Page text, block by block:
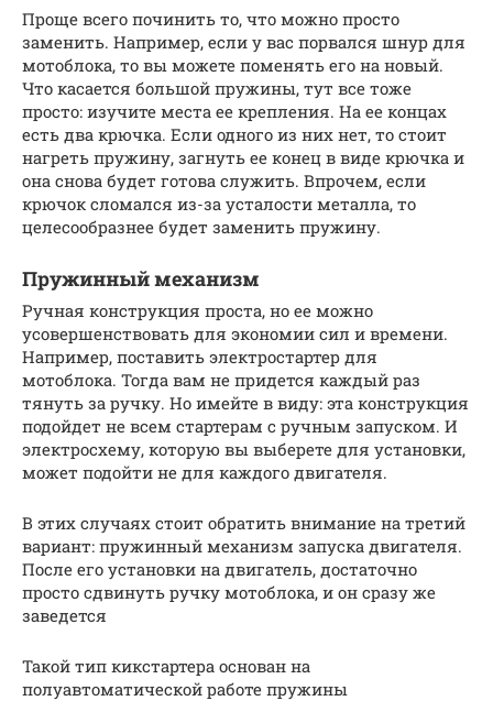
Проще всего починить то, что можно просто
заменить. Например, если у вас порвался шнур для
мотоблока, то вы можете поменять его на новый.
Что касается большой пружины, тут все тоже
просто: изучите места ее крепления. На ее концах
есть два крючка. Если одного из них нет, то стоит
нагреть пружину, загнуть ее конец в виде крючка и
она снова будет готова служить. Впрочем, если
крючок сломался из-за усталости металла, то
целесообразнее будет заменить пружину.
Пружинный механизм
Ручная конструкция проста, но ее можно
усовершенствовать для экономии сил и времени.
Например, поставить электростартер для
мотоблока. Тогда вам не придется каждый раз
тянуть за ручку. Но имейте в виду: эта конструкция
подойдет не всем стартерам с ручным запуском. И
электросхему, которую вы выберете для установки,
может подойти не для каждого двигателя.
В этих случаях стоит обратить внимание на третий
вариант: пружинный механизм запуска двигателя.
После его установки на двигатель, достаточно
просто сдвинуть ручку мотоблока, и он сразу же
заведется
Такой тип кикстартера основан на
полуавтоматической работе пружины